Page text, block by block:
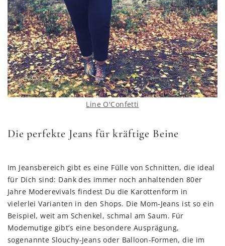
Line O'Confetti
Die perfekte Jeans für kräftige Beine
Im Jeansbereich gibt es eine Fülle von Schnitten, die ideal
für Dich sind: Dank des immer noch anhaltenden 80er
Jahre Moderevivals findest Du die Karottenform in
vielerlei Varianten in den Shops. Die Mom-Jeans ist so ein
Beispiel, weit am Schenkel, schmal am Saum. Für
Modemutige gibt’s eine besondere Ausprägung,
sogenannte Slouchy-Jeans oder Balloon-Formen, die im